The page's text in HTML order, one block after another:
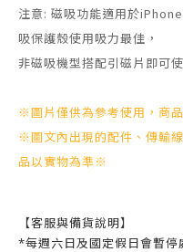
注意: 磁吸功能適用於
吸保護殼使用吸力最佳，
非磁吸機型搭配引磁片即可使
※圖片僅供為參考使用，商
※圖文內出現的配件、傳輸
品以實物為準※
【客服與備貨說明】
*每週六日及國定假日會暫